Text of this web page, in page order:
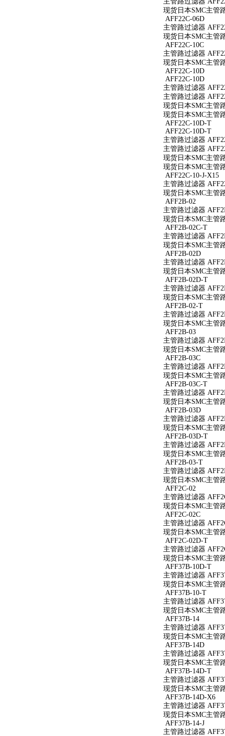
现货日本SMC主管
AFF22C-06D
主管路过滤器
现货日本SMC主管
AFF22C-10C
主管路过滤器
现货日本SMC主管
AFF22C-10D
AFF22C-10D
主管路过滤器
主管路过滤器
现货日本SMC主管
现货日本SMC主管
AFF22C-10D-T
AFF22C-10D-T
主管路过滤器
主管路过滤器
现货日本SMC主管
现货日本SMC主管
AFF22C-10-J-X15
主管路过滤器
现货日本SMC主管
AFF2B-02
主管路过滤器
现货日本SMC主管
AFF2B-02C-T
主管路过滤器
现货日本SMC主管
AFF2B-02D
主管路过滤器
现货日本SMC主管
AFF2B-02D-T
主管路过滤器
现货日本SMC主管
AFF2B-02-T
主管路过滤器
现货日本SMC主管
AFF2B-03
主管路过滤器
现货日本SMC主管
AFF2B-03C
主管路过滤器
现货日本SMC主管
AFF2B-03C-T
主管路过滤器
现货日本SMC主管
AFF2B-03D
主管路过滤器
现货日本SMC主管
AFF2B-03D-T
主管路过滤器
现货日本SMC主管
AFF2B-03-T
主管路过滤器
现货日本SMC主管
AFF2C-02
主管路过滤器
现货日本SMC主管
AFF2C-02C
主管路过滤器
现货日本SMC主管
AFF2C-02D-T
主管路过滤器
现货日本SMC主管
AFF37B-10D-T
主管路过滤器
现货日本SMC主管
AFF37B-10-T
主管路过滤器
现货日本SMC主管
AFF37B-14
主管路过滤器
现货日本SMC主管
AFF37B-14D
主管路过滤器
现货日本SMC主管
AFF37B-14D-T
主管路过滤器
现货日本SMC主管
AFF37B-14D-X6
主管路过滤器
现货日本SMC主管
AFF37B-14-J
主管路过滤器